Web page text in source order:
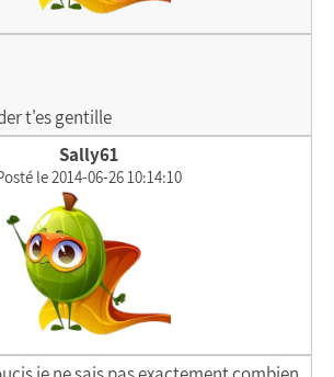
t'es gentille
Sally61
le 2014-06-26 10:14:10